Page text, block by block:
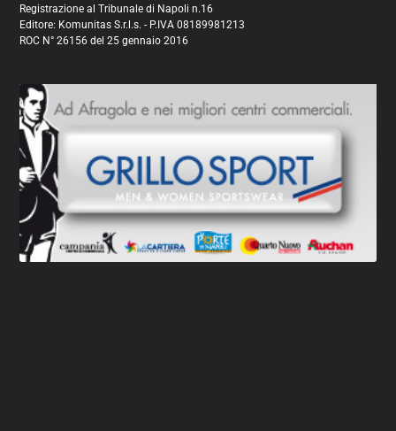
Registrazione al Tribunale di Napoli n.16
Editore: Komunitas S.r.l.s. - P.IVA 08189981213
ROC N° 26156 del 25 gennaio 2016